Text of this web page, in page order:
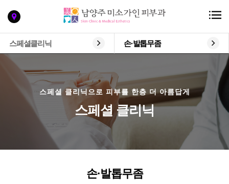
스페셜클리닉 손·발톱무좀
스페셜 클리닉으로 피부를 한층 더 아름답게
스페셜 클리닉
손·발톱무좀